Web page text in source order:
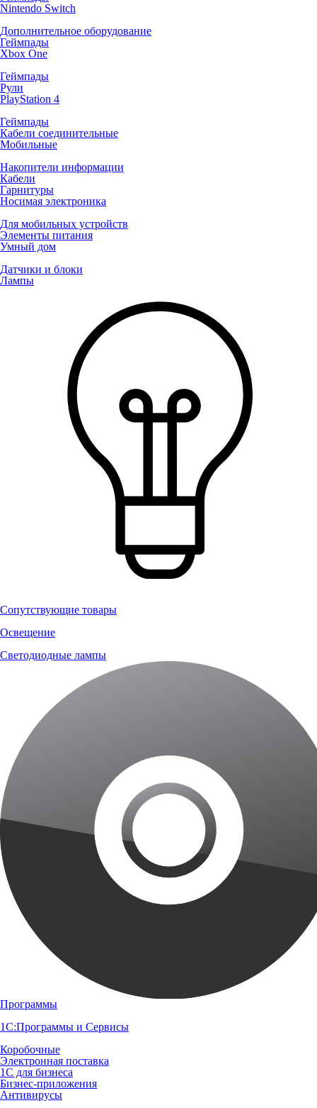
Nintendo Switch
Дополнительное оборудование
Геймпады
Xbox One
Геймпады
Рули
PlayStation 4
Геймпады
Кабели соединительные
Мобильные
Накопители информации
Кабели
Гарнитуры
Носимая электроника
Для мобильных устройств
Элементы питания
Умный дом
Датчики и блоки
Лампы
Сопутствующие товары
Освещение
Светодиодные лампы
Программы
1С:Программы и Сервисы
Коробочные
Электронная поставка
1С для бизнеса
Бизнес-приложения
Антивирусы